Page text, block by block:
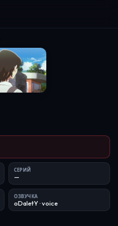
СЕРИЙ
—
ОЗВУЧКА
oDaletY· voice